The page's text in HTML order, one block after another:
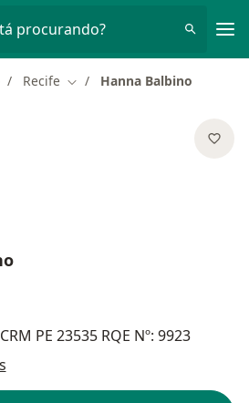
procurando?
Recife Mudar de cidade
Hanna Balbino
PE 23535 RQE Nº: 9923